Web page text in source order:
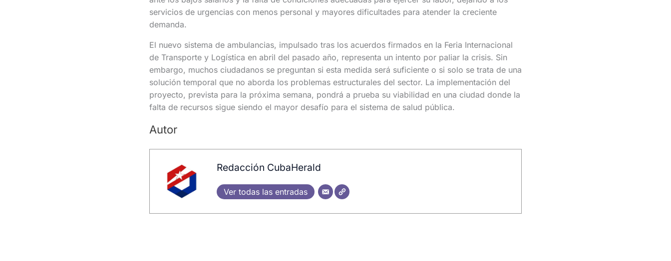
servicios de urgencias con menos personal y mayores dificultades para atender la creciente
demanda.
El nuevo sistema de ambulancias, impulsado tras los acuerdos firmados en la Feria Internacional
de Transporte y Logística en abril del pasado año, representa un intento por paliar la crisis. Sin
embargo, muchos ciudadanos se preguntan si esta medida será suficiente o si solo se trata de una
solución temporal que no aborda los problemas estructurales del sector. La implementación del
proyecto, prevista para la próxima semana, pondrá a prueba su viabilidad en una ciudad donde la
falta de recursos sigue siendo el mayor desafío para el sistema de salud pública.
Autor
Redacción CubaHerald
Ver todas las entradas